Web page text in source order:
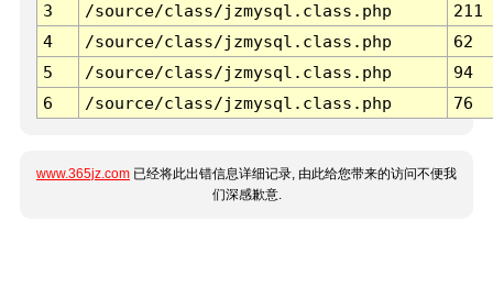
3 /source/class/jzmysql.class.php
211
4
/source/class/jzmysql.class.php
62
5
/source/class/jzmysql.class.php
94
6
/source/class/jzmysql.class.php 76
www.365jz.com 已经将此出错信息详细记录, 由此给您带来的访问不便我
们深感歉意.